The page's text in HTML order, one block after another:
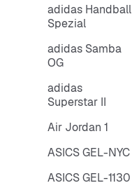
adidas Handball
Spezial
adidas Samba
OG
adidas
Superstar II
Air Jordan 1
ASICS GEL-NYC
ASICS GEL-1130